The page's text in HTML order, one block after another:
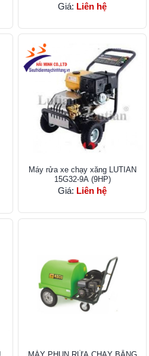
Giá: Liên hệ
Máy rửa xe chạy xăng LUTIAN
15G32-9A (9HP)
Giá: Liên hệ